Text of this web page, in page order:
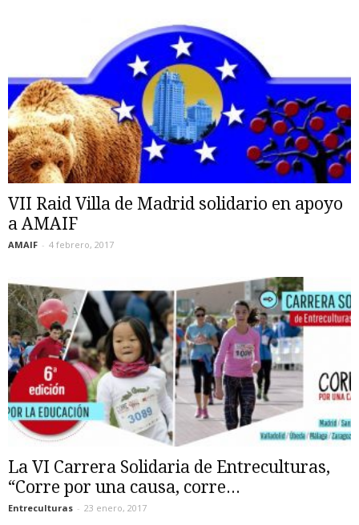
VII Raid Villa de Madrid solidario en apoyo
a AMAIF
AMAIF - 4 febrero, 2017
La VI Carrera Solidaria de Entreculturas,
“Corre por una causa, corre...
Entreculturas - 23 enero, 2017